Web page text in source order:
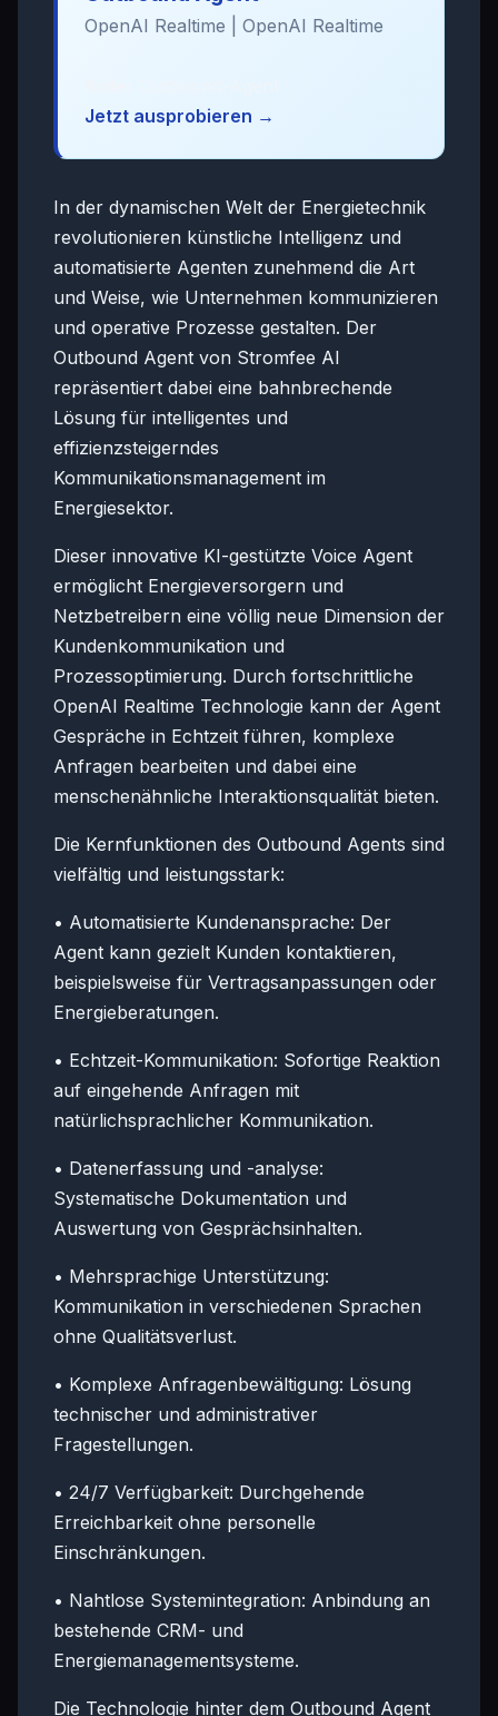
OpenAI Realtime | OpenAI Realtime
Jetzt ausprobieren →
In der dynamischen Welt der Energietechnik
revolutionieren künstliche Intelligenz und
automatisierte Agenten zunehmend die Art
und Weise, wie Unternehmen kommunizieren
und operative Prozesse gestalten. Der
Outbound Agent von Stromfee AI
repräsentiert dabei eine bahnbrechende
Lösung für intelligentes und
effizienzsteigerndes
Kommunikationsmanagement im
Energiesektor.
Dieser innovative KI-gestützte Voice Agent
ermöglicht Energieversorgern und
Netzbetreibern eine völlig neue Dimension der
Kundenkommunikation und
Prozessoptimierung. Durch fortschrittliche
OpenAI Realtime Technologie kann der Agent
Gespräche in Echtzeit führen, komplexe
Anfragen bearbeiten und dabei eine
menschenähnliche Interaktionsqualität bieten.
Die Kernfunktionen des Outbound Agents sind
vielfältig und leistungsstark:
• Automatisierte Kundenansprache: Der
Agent kann gezielt Kunden kontaktieren,
beispielsweise für Vertragsanpassungen oder
Energieberatungen.
• Echtzeit-Kommunikation: Sofortige Reaktion
auf eingehende Anfragen mit
natürlichsprachlicher Kommunikation.
• Datenerfassung und -analyse:
Systematische Dokumentation und
Auswertung von Gesprächsinhalten.
• Mehrsprachige Unterstützung:
Kommunikation in verschiedenen Sprachen
ohne Qualitätsverlust.
• Komplexe Anfragenbewältigung: Lösung
technischer und administrativer
Fragestellungen.
• 24/7 Verfügbarkeit: Durchgehende
Erreichbarkeit ohne personelle
Einschränkungen.
• Nahtlose Systemintegration: Anbindung an
bestehende CRM- und
Energiemanagementsysteme.
Die Technologie hinter dem Outbound Agent